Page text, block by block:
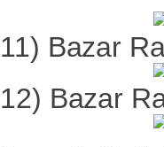
11) Bazar
12) Bazar